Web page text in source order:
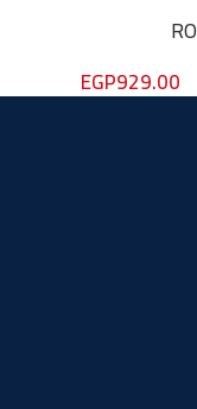
EGP929.00